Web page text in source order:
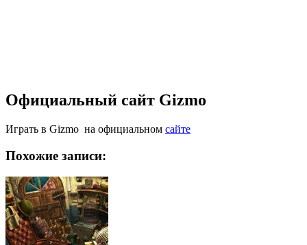
Официальный сайт Gizmo
Играть в Gizmo на официальном сайте
Похожие записи: